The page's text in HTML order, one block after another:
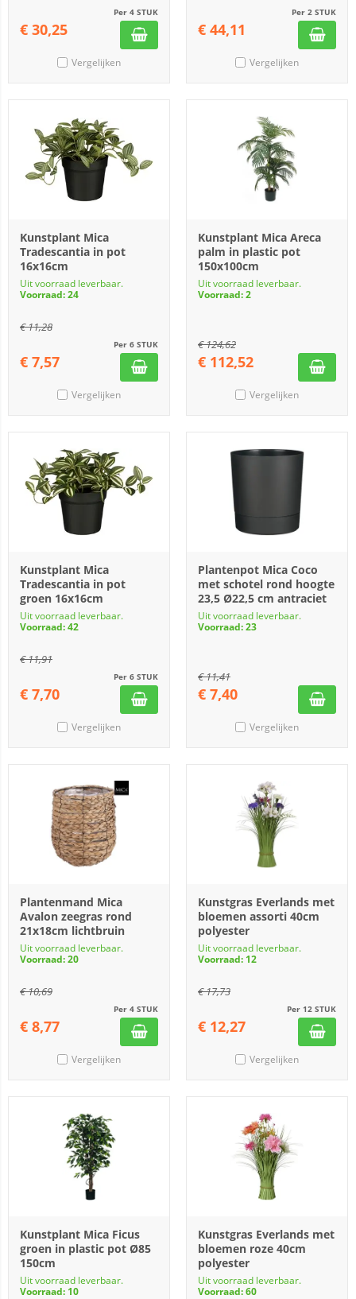
Per 4 STUK
€ 30,25
Vergelijken
Per 2 STUK
€ 44,11
Vergelijken
Kunstplant Mica
Tradescantia in pot
16x16cm
Uit voorraad leverbaar.
Voorraad: 24
€11,28
Per 6 STUK
€ 7,57
Vergelijken
Kunstplant Mica Areca
palm in plastic pot
150x100cm
Uit voorraad leverbaar.
Voorraad: 2
€124,62
€ 112,52
Vergelijken
Kunstplant Mica
Tradescantia in pot
groen 16x16cm
Uit voorraad leverbaar.
Voorraad: 42
€11,91
Per 6 STUK
€ 7,70
Vergelijken
Plantenpot Mica Coco
met schotel rond hoogte
23,5 Ø22,5 cm antraciet
Uit voorraad leverbaar.
Voorraad: 23
€11,41
€ 7,40
Vergelijken
Plantenmand Mica
Avalon zeegras rond
21x18cm lichtbruin
Uit voorraad leverbaar.
Voorraad: 20
€10,69
Per 4 STUK
€ 8,77
Vergelijken
Kunstgras Everlands met
bloemen assorti 40cm
polyester
Uit voorraad leverbaar.
Voorraad: 12
€17,73
Per 12 STUK
€ 12,27
Vergelijken
Kunstplant Mica Ficus
groen in plastic pot Ø85
150cm
Uit voorraad leverbaar.
Voorraad: 10
Kunstgras Everlands met
bloemen roze 40cm
polyester
Uit voorraad leverbaar.
Voorraad: 60